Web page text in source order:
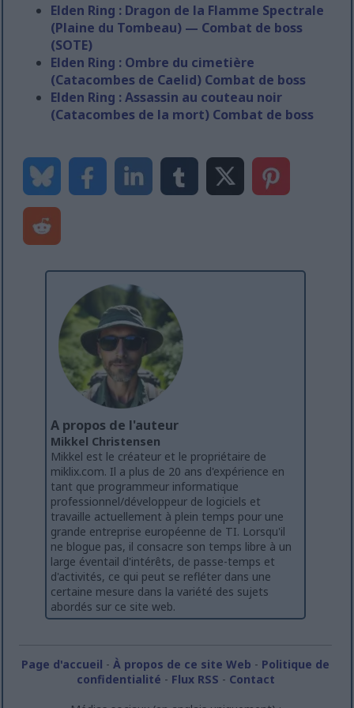
Elden Ring : Dragon de la Flamme Spectrale
(Plaine du Tombeau) — Combat de boss
(SOTE)
Elden Ring : Ombre du cimetière
(Catacombes de Caelid) Combat de boss
Elden Ring : Assassin au couteau noir
(Catacombes de la mort) Combat de boss
A propos de l'auteur
Mikkel Christensen
Mikkel est le créateur et le propriétaire de
miklix.com. Il a plus de 20 ans d'expérience en
tant que programmeur informatique
professionnel/développeur de logiciels et
travaille actuellement à plein temps pour une
grande entreprise européenne de TI. Lorsqu'il
ne blogue pas, il consacre son temps libre à un
large éventail d'intérêts, de passe-temps et
d'activités, ce qui peut se refléter dans une
certaine mesure dans la variété des sujets
abordés sur ce site web.
Page d'accueil -À propos de ce site Web - Politique de
confidentialité - Flux RSS - Contact